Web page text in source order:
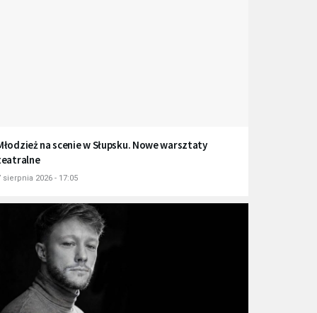
na scenie w Słupsku. Nowe warsztaty
sierpnia 2026 - 17:05